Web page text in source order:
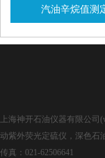
汽油辛烷值测
查看详情
上海神开石油仪器有限公
动紫外荧光定硫仪，深色石
传真：021-62506641